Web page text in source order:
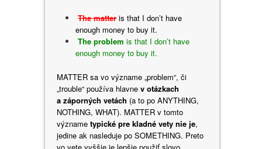
The matteris that I don’t have
enough money to buy it.
The problem is that I don’t have
enough money to buy it.
MATTER sa vo význame „problem“, či
„trouble“ používa hlavne v otázkach
a záporných vetách (a to po ANYTHING,
NOTHING, WHAT). MATTER v tomto
význametypické pre kladné vety nie je,
jedine ak nasleduje po SOMETHING. Preto